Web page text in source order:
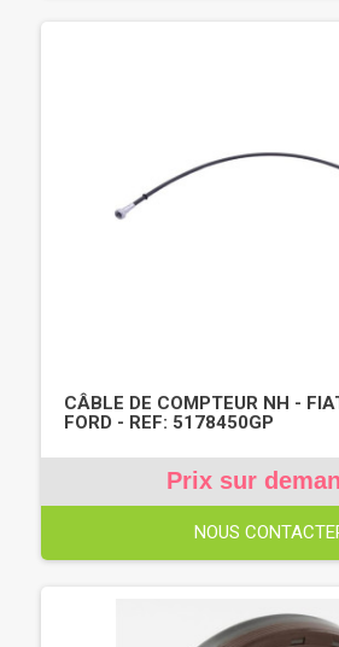
CÂBLE DE COMPTEUR NH -
FORD - REF: 5178450GP
Prix sur
NOUS